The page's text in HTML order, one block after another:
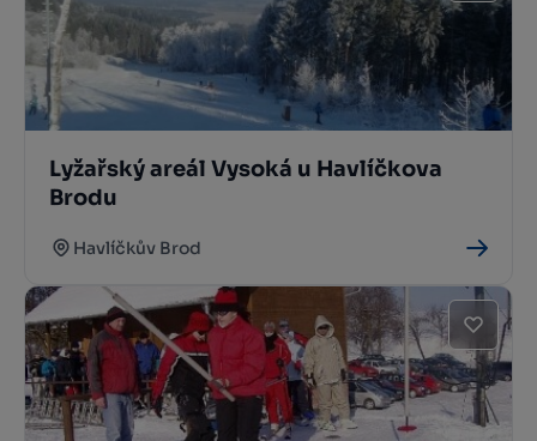
Lyžařský areál Vysoká u Havlíčkova
Brodu
Havlíčkův Brod